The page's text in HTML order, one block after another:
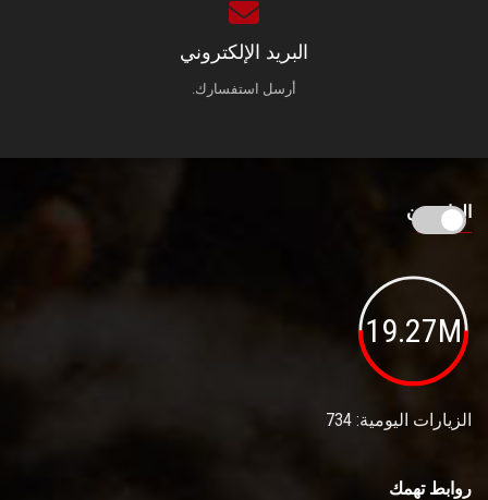
البريد الإلكتروني
أرسل استفسارك.
الزائـرون
19.27M
الزيارات اليومية: 734
روابط تهمك